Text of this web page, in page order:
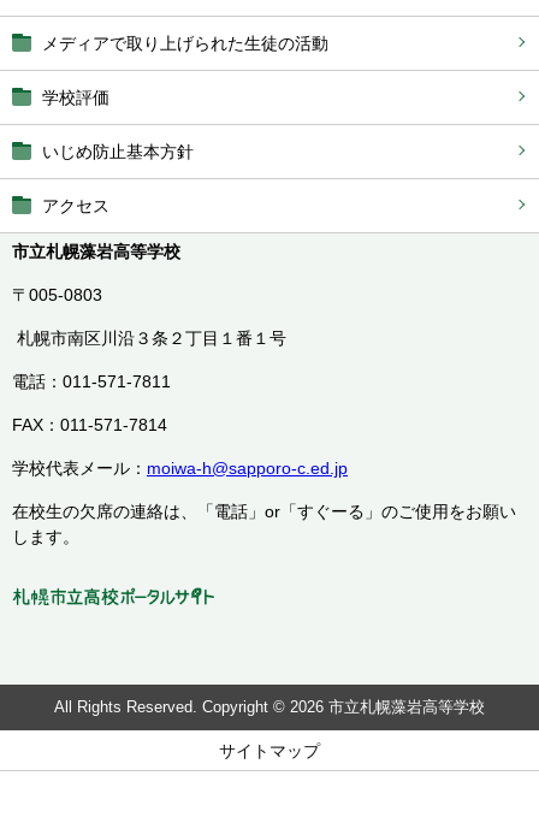
メディアで取り上げられた生徒の活動
学校評価
いじめ防止基本方針
アクセス
市立札幌藻岩高等学校
〒005-0803
札幌市南区川沿３条２丁目１番１号
電話：011-571-7811
FAX：011-571-7814
学校代表メール： moiwa-h@sapporo-c.ed.jp
在校生の欠席の連絡は、「電話」or「すぐーる」のご使用をお願い
します。
All Rights Reserved. Copyright © 2026 市立札幌藻岩高等学校
サイトマップ